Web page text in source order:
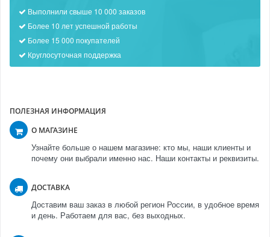
Выполнили свыше 10 000 заказов
Более 10 лет успешной работы
Более 15 000 покупателей
Круглосуточная поддержка
ПОЛЕЗНАЯ ИНФОРМАЦИЯ
О МАГАЗИНЕ
Узнайте больше о нашем магазине: кто мы, наши клиенты и
почему они выбрали именно нас. Наши контакты и реквизиты.
ДОСТАВКА
Доставим ваш заказ в любой регион России, в удобное время
и день. Работаем для вас, без выходных.